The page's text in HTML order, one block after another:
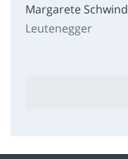
Margarete Schwind
Leutenegger